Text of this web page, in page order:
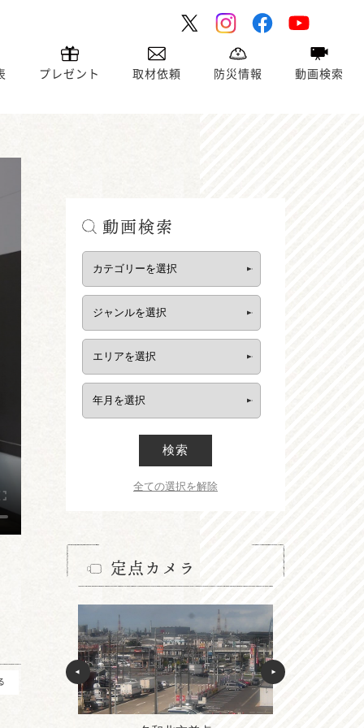
プレゼント 取材依頼 防災情報 動画検索
動画検索
検索
全ての選択を解除
定点カメラ